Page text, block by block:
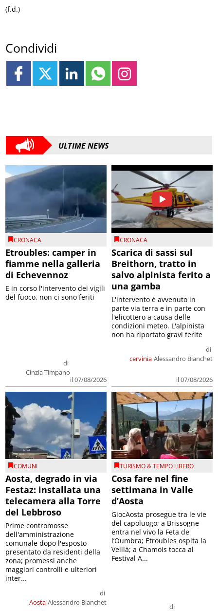
(f.d.)
Condividi
ULTIME NEWS
CRONACA
Etroubles: camper in
fiamme nella galleria
di Echevennoz
di
Cinzia Timpano
il 07/08/2026
E in corso l'intervento dei vigili
del fuoco, non ci sono feriti
CRONACA
Scarica di sassi sul
Breithorn, tratto in
salvo alpinista ferito a
una gamba
cervinia
di
Alessandro Bianchet
il 07/08/2026
L'intervento è avvenuto in
parte via terra e in parte con
l'elicottero a causa delle
condizioni meteo. L'alpinista
non ha riportato gravi ferite
COMUNI
Aosta, degrado in via
Festaz: installata una
telecamera alla Torre
del Lebbroso
Aosta
di
Alessandro Bianchet
Prime contromosse
dell'amministrazione
comunale dopo l'esposto
presentato da residenti della
zona; promessi anche
maggiori controlli e ulteriori
inter...
TURISMO & TEMPO LIBERO
Cosa fare nel fine
settimana in Valle
d’Aosta
di
GiocAosta prosegue tra le vie
del capoluogo; a Brissogne
entra nel vivo la Feta de
l’Oumbra; Etroubles ospita la
Veillà; a Chamois tocca al
Festival A...